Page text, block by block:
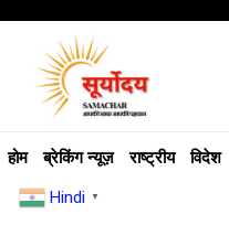
होम ब्रेकिंग न्यूज़ राष्ट्रीय विदेश
Hindi ▼